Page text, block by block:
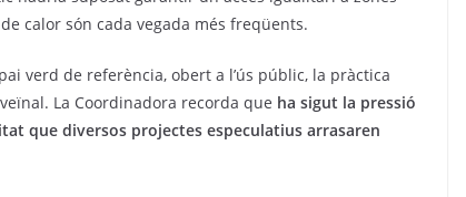
calor són cada vegada més freqüents.
verd de referència, obert a l’ús públic, la pràctica
La Coordinadora recorda que ha sigut la pressió
que diversos projectes especulatius arrasaren